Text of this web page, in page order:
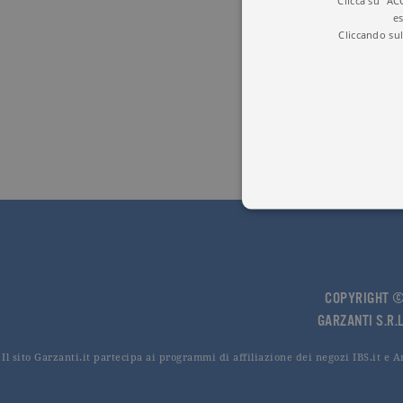
COPYRIGHT
GARZANTI
Il sito Garzanti.it partecipa ai programmi di affiliazione dei negozi IBS.it e
Cliccando
dell'account. Il sito Web
Garante, i cookie analitici
_gid